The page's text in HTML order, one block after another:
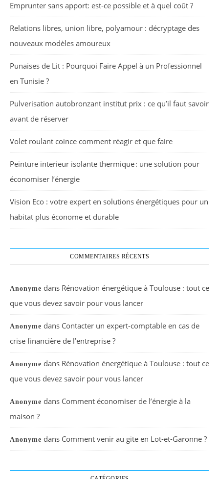
Emprunter sans apport: est-ce possible et à quel coût ?
Relations libres, union libre, polyamour : décryptage des
nouveaux modèles amoureux
Punaises de Lit : Pourquoi Faire Appel à un Professionnel
en Tunisie ?
Pulverisation autobronzant institut prix : ce qu’il faut savoir
avant de réserver
Volet roulant coince comment réagir et que faire
Peinture interieur isolante thermique : une solution pour
économiser l’énergie
Vision Eco : votre expert en solutions énergétiques pour un
habitat plus économe et durable
COMMENTAIRES RÉCENTS
Anonyme dans Rénovation énergétique à Toulouse : tout ce
que vous devez savoir pour vous lancer
Anonyme dans Contacter un expert-comptable en cas de
crise financière de l’entreprise ?
Anonyme dans Rénovation énergétique à Toulouse : tout ce
que vous devez savoir pour vous lancer
Anonyme dans Comment économiser de l’énergie à la
maison ?
Anonyme dans Comment venir au gite en Lot-et-Garonne ?